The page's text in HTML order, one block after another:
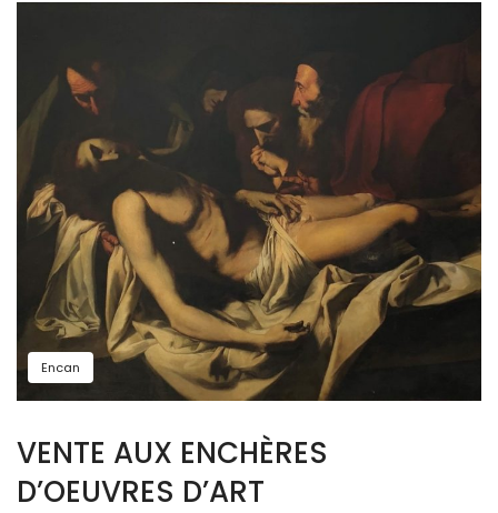
Encan
VENTE AUX ENCHÈRES
D’OEUVRES D’ART